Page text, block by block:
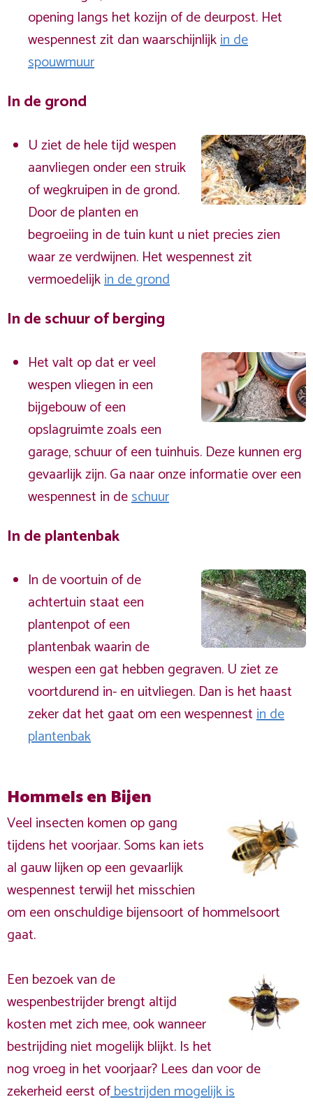
opening langs het kozijn of de deurpost. Het
wespennest zit dan waarschijnlijkin de
spouwmuur
In de grond
U ziet de hele tijd wespen
aanvliegen onder een struik
of wegkruipen in de grond.
Door de planten en
begroeiing in de tuin kunt u niet precies zien
waar ze verdwijnen. Het wespennest zit
vermoedelijkin de grond
In de schuur of berging
Het valt op dat er veel
wespen vliegen in een
bijgebouw of een
opslagruimte zoals een
garage, schuur of een tuinhuis. Deze kunnen erg
gevaarlijk zijn. Ga naar onze informatie over een
wespennest in deschuur
In de plantenbak
In de voortuin of de
achtertuin staat een
plantenpot of een
plantenbak waarin de
wespen een gat hebben gegraven. U ziet ze
voortdurend in- en uitvliegen. Dan is het haast
zeker dat het gaat om een wespennestin de
plantenbak
Hommels en Bijen
Veel insecten komen op gang
tijdens het voorjaar. Soms kan iets
al gauw lijken op een gevaarlijk
wespennest terwijl het misschien
om een onschuldige bijensoort of hommelsoort
gaat.
Een bezoek van de
wespenbestrijder brengt altijd
kosten met zich mee, ook wanneer
bestrijding niet mogelijk blijkt. Is het
nog vroeg in het voorjaar? Lees dan voor de
zekerheid eerst ofbestrijden mogelijk is